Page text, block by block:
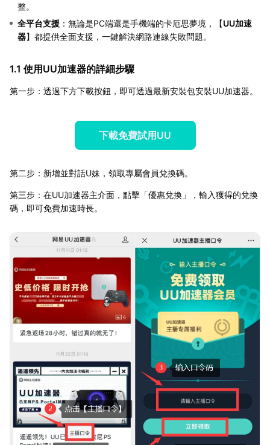
整。
全平台支援 ：無論是PC端還是手機端的卡厄思夢境，【UU加速
器】都提供全面支援，一鍵解決網路連線失敗問題。
1.1 使用UU加速器的詳細步驟
第一步：透過下方下載按鈕，即可透過最新安裝包安裝UU加速器。
下載免費試用UU
第二步：新增並對話U妹，領取專屬會員兌換碼。
第三步：在UU加速器主介面，點擊「優惠兌換」，輸入獲得的兌換
碼，即可免費加速時長。